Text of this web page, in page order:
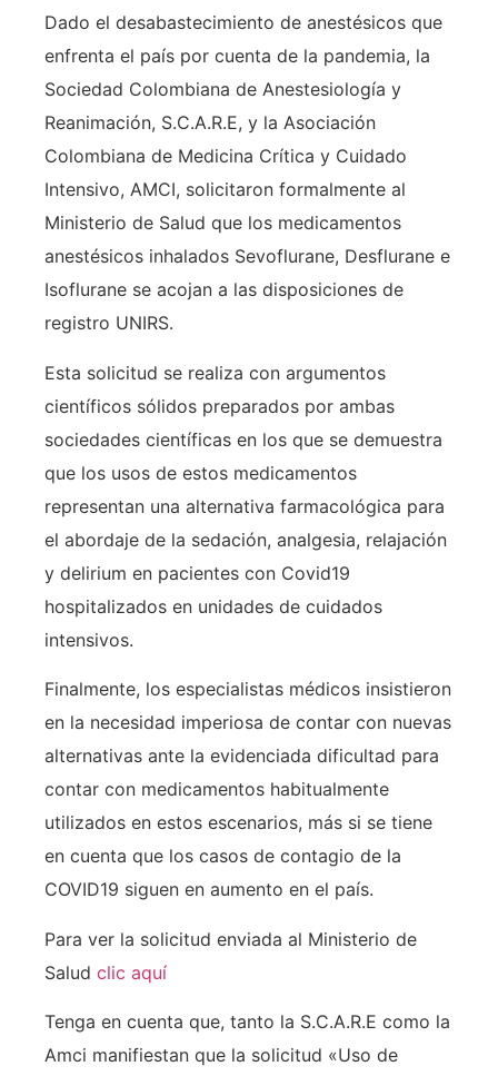
Dado el desabastecimiento de anestésicos que
enfrenta el país por cuenta de la pandemia, la
Sociedad Colombiana de Anestesiología y
Reanimación, S.C.A.R.E, y la Asociación
Colombiana de Medicina Crítica y Cuidado
Intensivo, AMCI, solicitaron formalmente al
Ministerio de Salud que los medicamentos
anestésicos inhalados Sevoflurane, Desflurane e
Isoflurane se acojan a las disposiciones de
registro UNIRS.
Esta solicitud se realiza con argumentos
científicos sólidos preparados por ambas
sociedades científicas en los que se demuestra
que los usos de estos medicamentos
representan una alternativa farmacológica para
el abordaje de la sedación, analgesia, relajación
y delirium en pacientes con Covid19
hospitalizados en unidades de cuidados
intensivos.
Finalmente, los especialistas médicos insistieron
en la necesidad imperiosa de contar con nuevas
alternativas ante la evidenciada dificultad para
contar con medicamentos habitualmente
utilizados en estos escenarios, más si se tiene
en cuenta que los casos de contagio de la
COVID19 siguen en aumento en el país.
Para ver la solicitud enviada al Ministerio de
Salud clic aquí
Tenga en cuenta que, tanto la S.C.A.R.E como la
Amci manifiestan que la solicitud «Uso de